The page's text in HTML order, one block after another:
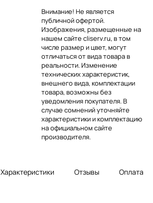
Внимание! Не является
публичной офертой.
Изображения, размещенные на
нашем сайте cliserv.ru, в том
числе размер и цвет, могут
отличаться от вида товара в
реальности. Изменение
технических характеристик,
внешнего вида, комплектации
товара, возможны без
уведомления покупателя. В
случае сомнений уточняйте
характеристики и комплектацию
на официальном сайте
производителя.
Характеристики Отзывы Оплата